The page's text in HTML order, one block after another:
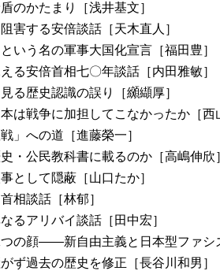
かたまり［浅井基文］
する安倍談話［天木直人］
う名の軍事大国化宣言［福田豊］
安倍首相七〇年談話［内田雅敏］
歴史認識の誤り［纐纈厚］
戦争に加担してこなかったか［西
への道［進藤榮一］
公民教科書に載るのか［高嶋伸欣
して隠蔽［山口たか］
談話［林郁］
アリバイ談話［田中宏］
顔――新自由主義と日本型ファシ
過去の歴史を修正［長谷川和男］